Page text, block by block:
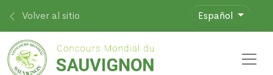
Volver al sitio Español